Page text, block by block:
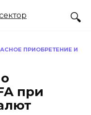
ПРИОБРЕТЕНИЕ И
при